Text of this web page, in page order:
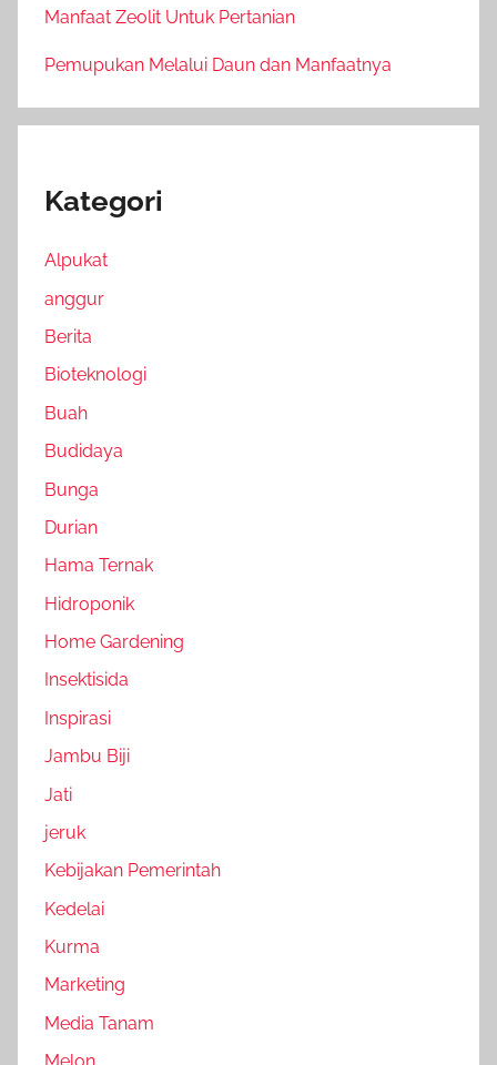
Manfaat Zeolit Untuk Pertanian
Pemupukan Melalui Daun dan Manfaatnya
Kategori
Alpukat
anggur
Berita
Bioteknologi
Buah
Budidaya
Bunga
Durian
Hama Ternak
Hidroponik
Home Gardening
Insektisida
Inspirasi
Jambu Biji
Jati
jeruk
Kebijakan Pemerintah
Kedelai
Kurma
Marketing
Media Tanam